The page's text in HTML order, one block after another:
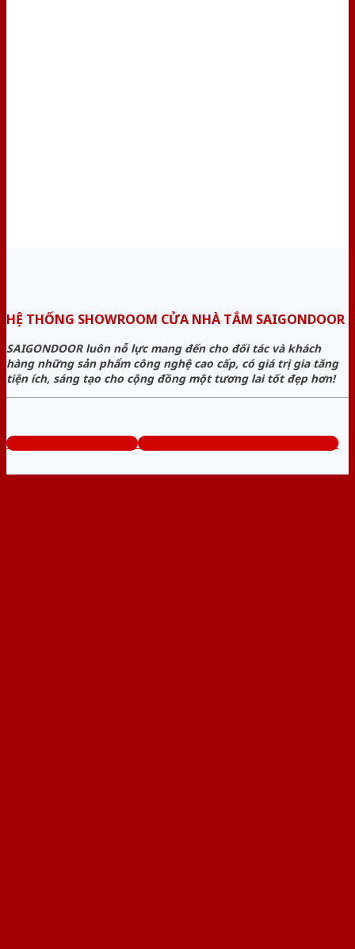
HỆ THỐNG SHOWROOM CỬA NHÀ TẮM SAIGONDOOR
SAIGONDOOR luôn nỗ lực mang đến cho đối tác và khách
hàng những sản phẩm công nghệ cao cấp, có giá trị gia tăng
tiện ích, sáng tạo cho cộng đồng một tương lai tốt đẹp hơn!
www.cuanhuavango.com Tổng đài tư vấn miễn phí: 0824.400.400